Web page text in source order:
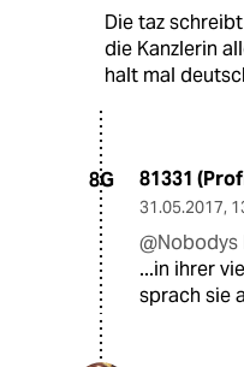
Die taz
die Kanzlerin
halt mal
8G 81331
31.05.2017,
@Nobodys
...in ihrer
sprach sie